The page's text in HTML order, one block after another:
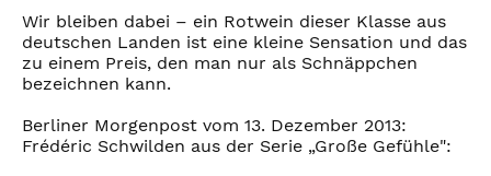
Wir bleiben dabei – ein Rotwein dieser Klasse aus
deutschen Landen ist eine kleine Sensation und das
zu einem Preis, den man nur als Schnäppchen
bezeichnen kann.
Berliner Morgenpost vom 13. Dezember 2013:
Frédéric Schwilden aus der Serie „Große Gefühle":